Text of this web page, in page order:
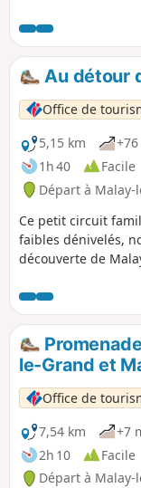
Au détour
Office de
5,15 km
1h 40
Facile
Départ à Malay-
Ce petit circuit
faibles dénivelés,
découverte de
se situait sur la
Sens à Alise. On y
les vestiges d'un
Le circuit permet
aqueduc, moderne
de la Vanne (Eaux
occasion de se
cours d'eau du
Paris en eau potable.
le-Grand et
Office de
7,54 km
+7
2h 10
Facile
Départ à Malay-